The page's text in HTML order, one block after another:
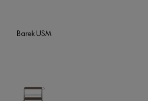
Barek USM